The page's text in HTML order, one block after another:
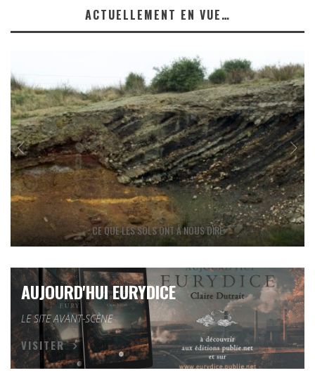
ACTUELLEMENT EN VUE…
CE QUE LES SOLS ONT À NOUS DIRE
AUJOURD'HUI EURYDICE
LE SITE AVANT-SCÈNE
VISITER